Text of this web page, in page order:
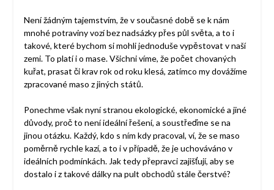
Není žádným tajemstvím, že v současné době se k nám
mnohé potraviny vozí bez nadsázky přes půl světa, a to i
takové, které bychom si mohli jednoduše vypěstovat v naší
zemi. To platí i o mase. Všichni víme, že počet chovaných
kuřat, prasat či krav rok od roku klesá, zatímco my dovážíme
zpracované maso z jiných států.
Ponechme však nyní stranou ekologické, ekonomické a jiné
důvody, proč to není ideální řešení, a soustřeďme se na
jinou otázku. Každý, kdo s ním kdy pracoval, ví, že se maso
poměrně rychle kazí, a to i v případě, že je uchováváno v
ideálních podmínkách. Jak tedy přepravci zajišťují, aby se
dostalo i z takové dálky na pult obchodů stále čerstvé?